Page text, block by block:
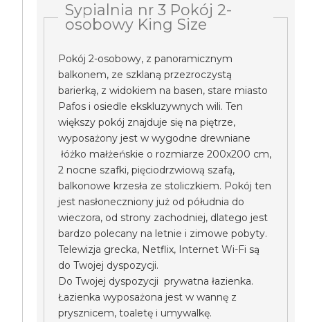
Sypialnia nr 3 Pokój 2-
osobowy King Size
Pokój 2-osobowy, z panoramicznym
balkonem, ze szklaną przezroczystą
barierką, z widokiem na basen, stare miasto
Pafos i osiedle ekskluzywnych wili. Ten
większy pokój znajduje się na piętrze,
wyposażony jest w wygodne drewniane
łóżko małżeńskie o rozmiarze 200x200 cm,
2 nocne szafki, pięciodrzwiową szafą,
balkonowe krzesła ze stoliczkiem. Pokój ten
jest nasłoneczniony już od półudnia do
wieczora, od strony zachodniej, dlatego jest
bardzo polecany na letnie i zimowe pobyty.
Telewizja grecka, Netflix, Internet Wi-Fi są
do Twojej dyspozycji.
Do Twojej dyspozycji prywatna łazienka.
Łazienka wyposażona jest w wannę z
prysznicem, toaletę i umywalkę.